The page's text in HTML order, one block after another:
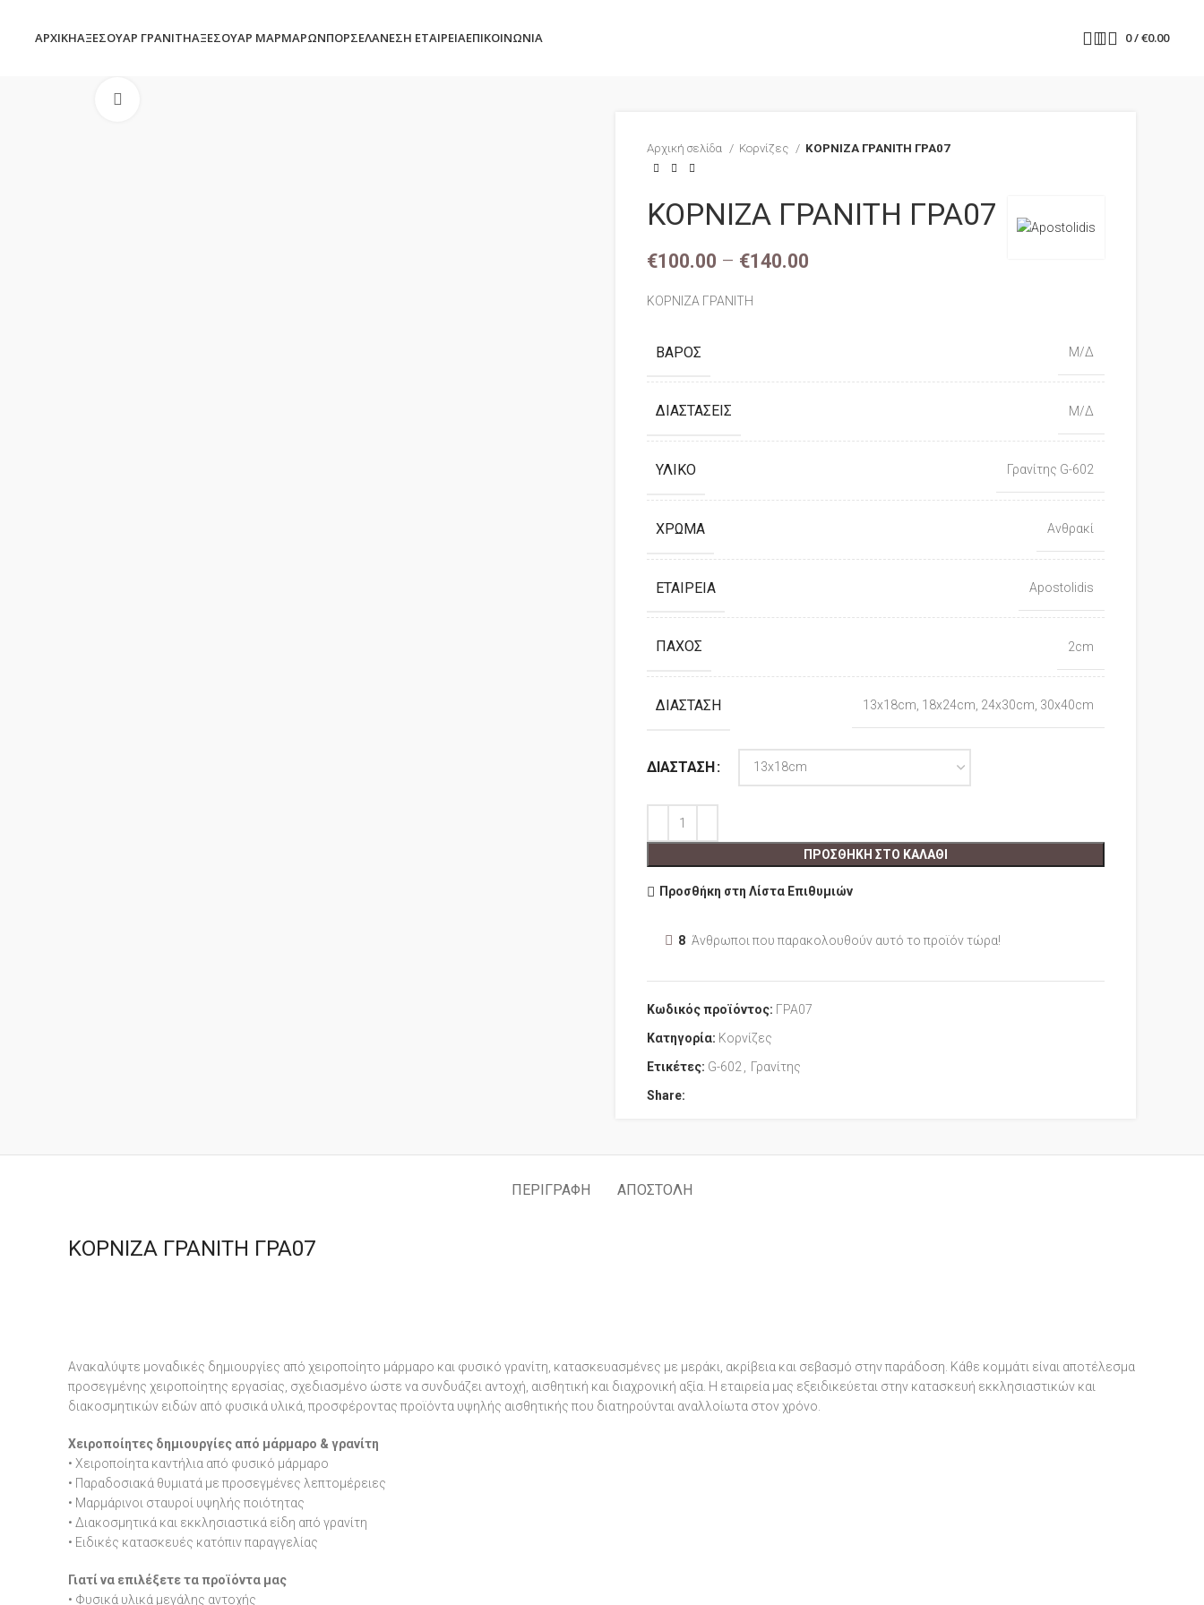
ΑΡΧΙΚΉΑΞΕΣΟΥΆΡ ΓΡΑΝΊΤΗΑΞΕΣΟΥΆΡ ΜΑΡΜΆΡΩΝΠΟΡΣΕΛΆΝΕΣΗ ΕΤΑΙΡΕΊΑΕΠΙΚΟΙΝΩΝΊΑ 0/€0.00
Αρχική σελίδα Κορνίζες ΚΟΡΝΙΖΑ ΓΡΑΝΙΤΗ ΓΡΑ07
ΚΟΡΝΙΖΑ ΓΡΑΝΙΤΗ ΓΡΑ07
€100.00 – €140.00
ΚΟΡΝΙΖΑ ΓΡΑΝΙΤΗ
ΒΆΡΟΣ Μ/Δ
ΔΙΑΣΤΆΣΕΙΣ Μ/Δ
ΥΛΙΚΌ Γρανίτης G-602
ΧΡΏΜΑ Ανθρακί
ΕΤΑΙΡΕΊΑ Apostolidis
ΠΆΧΟΣ 2cm
ΔΙΆΣΤΑΣΗ 13x18cm, 18x24cm, 24x30cm, 30x40cm
ΔΙΆΣΤΑΣΗ
ΠΡΟΣΘΉΚΗ ΣΤΟ ΚΑΛΆΘΙ
Προσθήκη στη Λίστα Επιθυμιών
8 Άνθρωποι που παρακολουθούν αυτό το προϊόν τώρα!
Κωδικός προϊόντος: ΓΡΑ07
Κατηγορία: Κορνίζες
Ετικέτες: G-602
Γρανίτης
Share:
ΠΕΡΙΓΡΑΦΉ ΑΠΟΣΤΟΛΉ
ΚΟΡΝΙΖΑ ΓΡΑΝΙΤΗ ΓΡΑ07
Ανακαλύψτε μοναδικές δημιουργίες από χειροποίητο μάρμαρο και φυσικό γρανίτη, κατασκευασμένες με μεράκι, ακρίβεια και σεβασμό στην παράδοση. Κάθε κομμάτι είναι αποτέλεσμα
προσεγμένης χειροποίητης εργασίας, σχεδιασμένο ώστε να συνδυάζει αντοχή, αισθητική και διαχρονική αξία. Η εταιρεία μας εξειδικεύεται στην κατασκευή εκκλησιαστικών και
διακοσμητικών ειδών από φυσικά υλικά, προσφέροντας προϊόντα υψηλής αισθητικής που διατηρούνται αναλλοίωτα στον χρόνο.
Χειροποίητες δημιουργίες από μάρμαρο & γρανίτη
• Χειροποίητα καντήλια από φυσικό μάρμαρο
• Παραδοσιακά θυμιατά με προσεγμένες λεπτομέρειες
• Μαρμάρινοι σταυροί υψηλής ποιότητας
• Διακοσμητικά και εκκλησιαστικά είδη από γρανίτη
• Ειδικές κατασκευές κατόπιν παραγγελίας
Γιατί να επιλέξετε τα προϊόντα μας
• Φυσικά υλικά μεγάλης αντοχής